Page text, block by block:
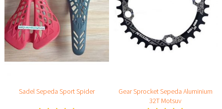
Sadel Sepeda Sport Spider
Gear Sprocket Sepeda Aluminium
32T Motsuv